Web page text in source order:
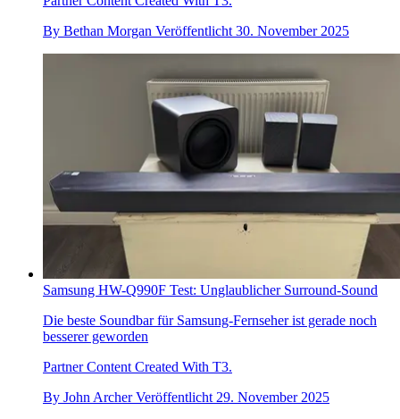
By Bethan Morgan Veröffentlicht 30. November 2025
Samsung HW-Q990F Test: Unglaublicher Surround-Sound
Die beste Soundbar für Samsung-Fernseher ist gerade noch
besserer geworden
Partner Content Created With T3.
By John Archer Veröffentlicht 29. November 2025